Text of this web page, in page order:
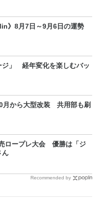
》8月7日～9月6日の運勢
ジ」 経年変化を楽しむバッ
月から大型改装 共用部も刷
ロープレ大会 優勝は「ジ
ん
Recommended by